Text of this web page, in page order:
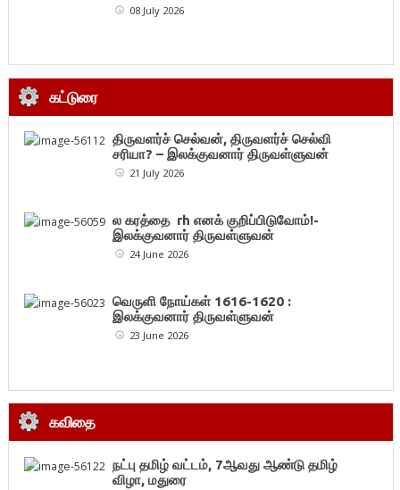
08 July 2026
கட்டுரை
திருவளர்ச் செல்வன், திருவளர்ச் செல்வி
சரியா? – இலக்குவனார் திருவள்ளுவன்
21 July 2026
ல கரத்தை rh எனக் குறிப்பிடுவோம்!-
இலக்குவனார் திருவள்ளுவன்
24 June 2026
வெருளி நோய்கள் 1616-1620 :
இலக்குவனார் திருவள்ளுவன்
23 June 2026
கவிதை
நட்பு தமிழ் வட்டம், 7ஆவது ஆண்டு தமிழ்
விழா, மதுரை